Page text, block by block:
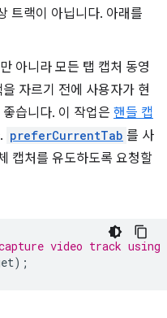
트랙이 아닙니다. 아래를
아니라 모든 탭 캡처 동영
자르기 전에 사용자가 현
습니다. 이 작업은 핸들 캡
preferCurrentTab 를 사
캡처를 유도하도록 요청할
video track using
);